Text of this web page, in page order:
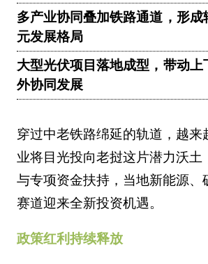
多产业协同叠加铁路通道，形成
元发展格局
大型光伏项目落地成型，带动上
外协同发展
穿过中老铁路绵延的轨道，越来
业将目光投向老挝这片潜力沃土
与专项资金扶持，当地新能源、
赛道迎来全新投资机遇。
政策红利持续释放